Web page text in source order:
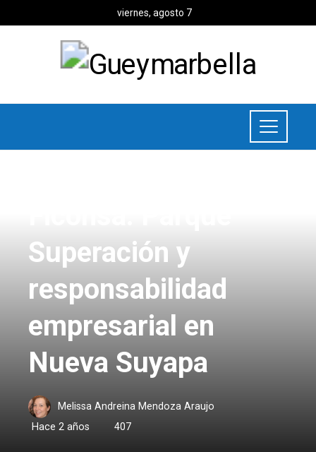
viernes, agosto 7
Superación y
responsabilidad
empresarial en
Nueva Suyapa
Melissa Andreina Mendoza Araujo
Hace 2 años
407